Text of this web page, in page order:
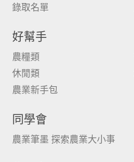
錄取名單
好幫手
農糧類
休閒類
農業新手包
同學會
農業筆墨 探索農業大小事